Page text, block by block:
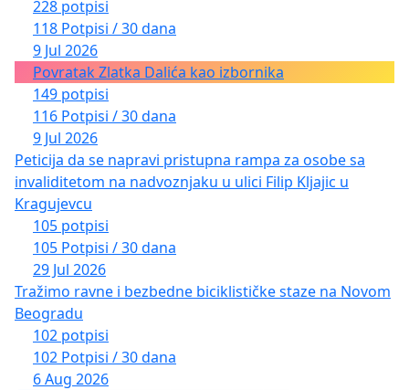
228 potpisi
118 Potpisi / 30 dana
9 Jul 2026
Povratak Zlatka Dalića kao izbornika
149 potpisi
116 Potpisi / 30 dana
9 Jul 2026
Peticija da se napravi pristupna rampa za osobe sa
invaliditetom na nadvoznjaku u ulici Filip Kljajic u
Kragujevcu
105 potpisi
105 Potpisi / 30 dana
29 Jul 2026
Tražimo ravne i bezbedne biciklističke staze na Novom
Beogradu
102 potpisi
102 Potpisi / 30 dana
6 Aug 2026